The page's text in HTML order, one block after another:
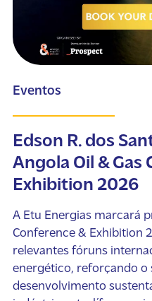
Eventos
Edson R. dos
Angola Oil & Gas
Exhibition 2026
A Etu Energias marcará
Conference & Exhibition
relevantes fóruns
energético, reforçando
desenvolvimento